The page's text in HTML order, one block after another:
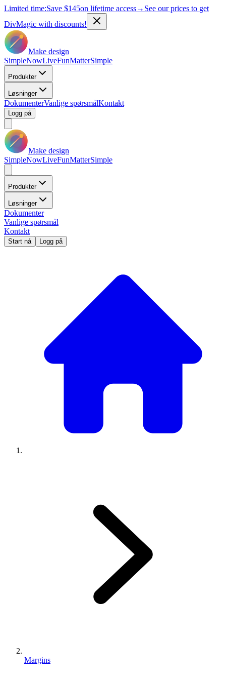
Limited time:Save $145on lifetime access→ See our prices to get
DivMagic with discounts!
Make design
SimpleNowLiveFunMatterSimple
Produkter
Løsninger
DokumenterVanlige spørsmålKontakt
Logg på
Make design
SimpleNowLiveFunMatterSimple
Produkter
Løsninger
Dokumenter
Vanlige spørsmål
Kontakt
Start nå Logg på
Margins